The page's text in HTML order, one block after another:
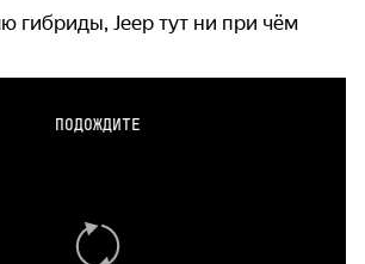
гибриды, Jeep тут ни при чём
ПОДОЖДИТЕ